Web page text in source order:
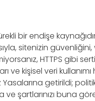
bir endişe
sitenizin güvenliğini,
HTTPS gibi
ve kişisel veri
getirildi;
ve şartlarınızı buna